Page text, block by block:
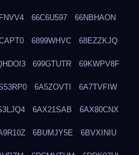
66C6U597 66NBHAON
6899WHVC 68EZZKJQ
699GTUTR 69KWPV8F
6A5ZOVTI 6A7TVFIW
6AX21SAB 6AX80CNX
6BUMJY5E 6BVXINIU